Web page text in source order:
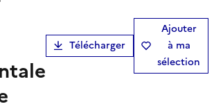
Télécharger
Ajouter
à ma
sélection